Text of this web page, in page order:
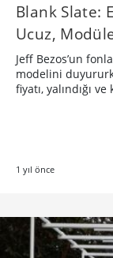
Blank Slate:
Ucuz,
Jeff Bezos’un
modelini
fiyatı, yalındığı
1 yıl önce